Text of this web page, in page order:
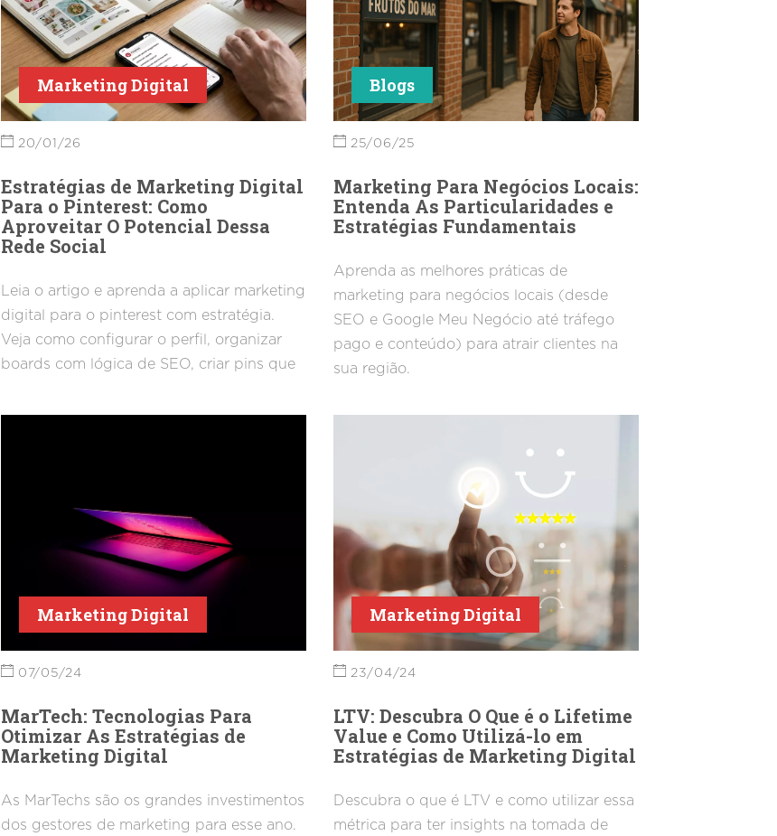
Marketing Digital
20/01/26
Estratégias de Marketing Digital
Para o Pinterest: Como
Aproveitar O Potencial Dessa
Rede Social
Leia o artigo e aprenda a aplicar marketing
digital para o pinterest com estratégia.
Veja como configurar o perfil, organizar
boards com lógica de SEO, criar pins que
funil para levar tráfego até conversões.
Blogs
25/06/25
Marketing Para Negócios Locais:
Entenda As Particularidades e
Estratégias Fundamentais
Aprenda as melhores práticas de
marketing para negócios locais (desde
SEO e Google Meu Negócio até tráfego
pago e conteúdo) para atrair clientes na
sua região.
Marketing Digital
07/05/24
MarTech: Tecnologias Para
Otimizar As Estratégias de
Marketing Digital
As MarTechs são os grandes investimentos
dos gestores de marketing para esse ano.
Marketing Digital
23/04/24
LTV: Descubra O Que é o Lifetime
Value e Como Utilizá-lo em
Estratégias de Marketing Digital
Descubra o que é LTV e como utilizar essa
métrica para ter insights na tomada de